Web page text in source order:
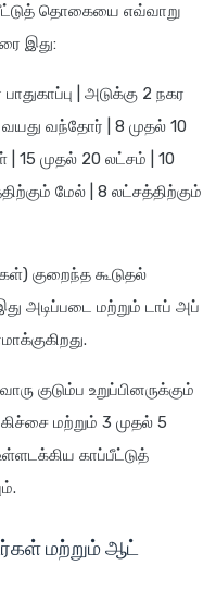
தொகையை எவ்வாறு
இது:
| அடுக்கு 2 நகர
வந்தோர் | 8 முதல் 10
15 முதல் 20 லட்சம் | 10
மேல் | 8 லட்சத்திற்கும்
குறைந்த கூடுதல்
அடிப்படை மற்றும் டாப் அப்
குடும்ப உறுப்பினருக்கும்
மற்றும் 3 முதல் 5
காப்பீட்டுத்
மற்றும் ஆட்